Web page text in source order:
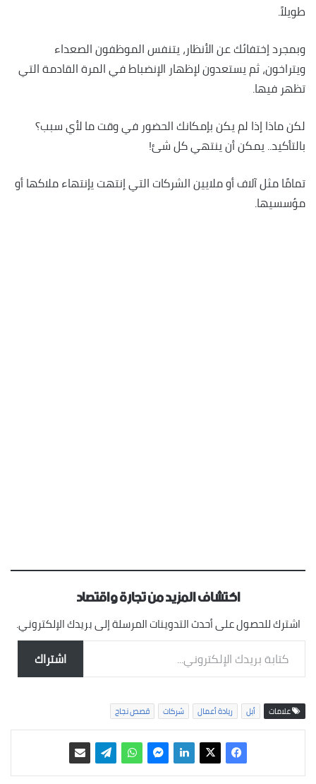
طويلاً.
وبمجرد إختفائك عن الأنظار، يتنفس الموظفون الصعداء
ويتراخون، ثم يستعدون لإظهار الإنضباط في المرة القادمة التي
تظهر فيها.
لكن ماذا إذا لم يكن بإمكانك الحضور في وقت ما لأي سبب؟
بالتأكيد.. يمكن أن ينتهي كل شئ!
تمامًا مثل آلاف أو ملايين الشركات التي إنتهت يإنتهاء ملاكها أو
مؤسسيها.
اكتشاف المزيد من تجارة واقتصاد
اشترك للحصول على أحدث التدوينات المرسلة إلى بريدك الإلكتروني.
كتابة بريدك الإلكتروني...
اشتراك
علامات أبل ريادة أعمال شركات قصص نجاح